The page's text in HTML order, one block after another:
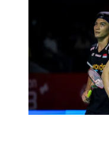
Ekspresi kecewa
Fajar Alfian dan
gagal mencetak
Open 2026
Liu Yi di Istora
(Bola.com/